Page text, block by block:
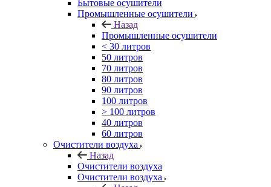
Бытовые осушители
Промышленные осушители
Назад
Промышленные осушители
< 30 литров
50 литров
70 литров
80 литров
90 литров
100 литров
> 100 литров
40 литров
60 литров
Очистители воздуха
Назад
Очистители воздуха
Очистители воздуха